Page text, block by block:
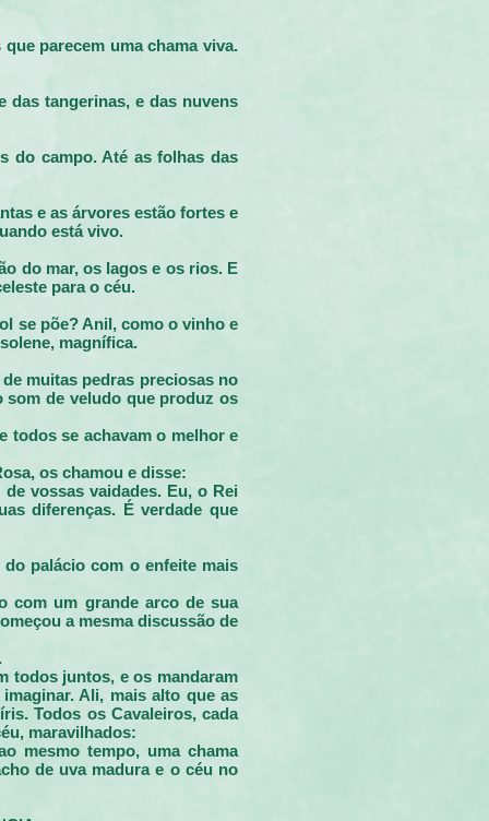
parecem uma chama viva.
das tangerinas, e das nuvens
do campo. Até as folhas das
e as árvores estão fortes e
está vivo.
do mar, os lagos e os rios. E
para o céu.
se põe? Anil, como o vinho e
magnífica.
muitas pedras preciosas no
som de veludo que produz os
todos se achavam o melhor e
os chamou e disse:
vossas vaidades. Eu, o Rei
diferenças. É verdade que
palácio com o enfeite mais
com um grande arco de sua
a mesma discussão de
todos juntos, e os mandaram
Ali, mais alto que as
Todos os Cavaleiros, cada
maravilhados:
mesmo tempo, uma chama
de uva madura e o céu no